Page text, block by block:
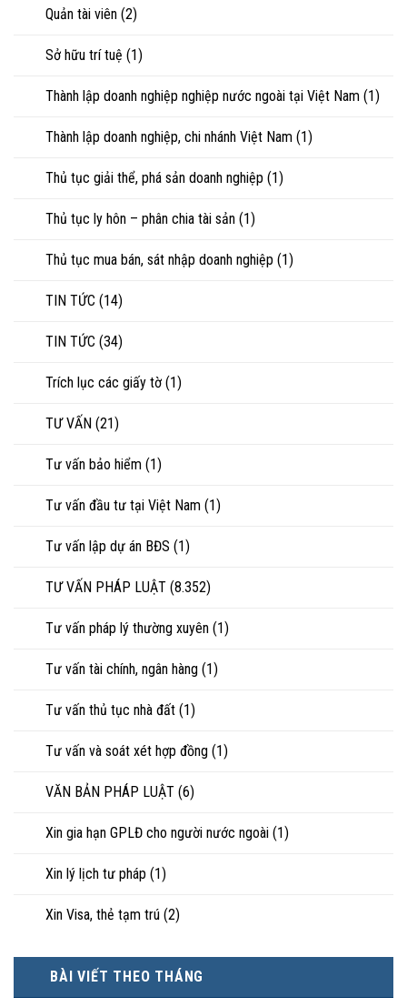
Quản tài viên (2)
Sở hữu trí tuệ (1)
Thành lập doanh nghiệp nghiệp nước ngoài tại Việt Nam (1)
Thành lập doanh nghiệp, chi nhánh Việt Nam (1)
Thủ tục giải thể, phá sản doanh nghiệp (1)
Thủ tục ly hôn – phân chia tài sản (1)
Thủ tục mua bán, sát nhập doanh nghiệp (1)
TIN TỨC (14)
TIN TỨC (34)
Trích lục các giấy tờ (1)
TƯ VẤN (21)
Tư vấn bảo hiểm (1)
Tư vấn đầu tư tại Việt Nam (1)
Tư vấn lập dự án BĐS (1)
TƯ VẤN PHÁP LUẬT (8.352)
Tư vấn pháp lý thường xuyên (1)
Tư vấn tài chính, ngân hàng (1)
Tư vấn thủ tục nhà đất (1)
Tư vấn và soát xét hợp đồng (1)
VĂN BẢN PHÁP LUẬT (6)
Xin gia hạn GPLĐ cho người nước ngoài (1)
Xin lý lịch tư pháp (1)
Xin Visa, thẻ tạm trú (2)
BÀI VIẾT THEO THÁNG